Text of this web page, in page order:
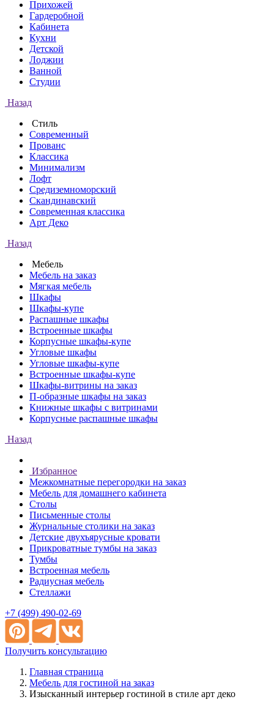
Прихожей
Гардеробной
Кабинета
Кухни
Детской
Лоджии
Ванной
Студии
Назад
Стиль
Современный
Прованс
Классика
Минимализм
Лофт
Средиземноморский
Скандинавский
Современная классика
Арт Деко
Назад
Мебель
Мебель на заказ
Мягкая мебель
Шкафы
Шкафы-купе
Распашные шкафы
Встроенные шкафы
Корпусные шкафы-купе
Угловые шкафы
Угловые шкафы-купе
Встроенные шкафы-купе
Шкафы-витрины на заказ
П-образные шкафы на заказ
Книжные шкафы с витринами
Корпусные распашные шкафы
Назад
Избранное
Межкомнатные перегородки на заказ
Мебель для домашнего кабинета
Столы
Письменные столы
Журнальные столики на заказ
Детские двухъярусные кровати
Прикроватные тумбы на заказ
Тумбы
Встроенная мебель
Радиусная мебель
Стеллажи
+7 (499) 490-02-69
Получить консультацию
Главная страница
Мебель для гостиной на заказ
Изысканный интерьер гостиной в стиле арт деко